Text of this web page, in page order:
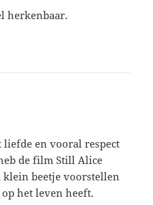
herkenbaar.
liefde en vooral respect
de film Still Alice
klein beetje voorstellen
het leven heeft.